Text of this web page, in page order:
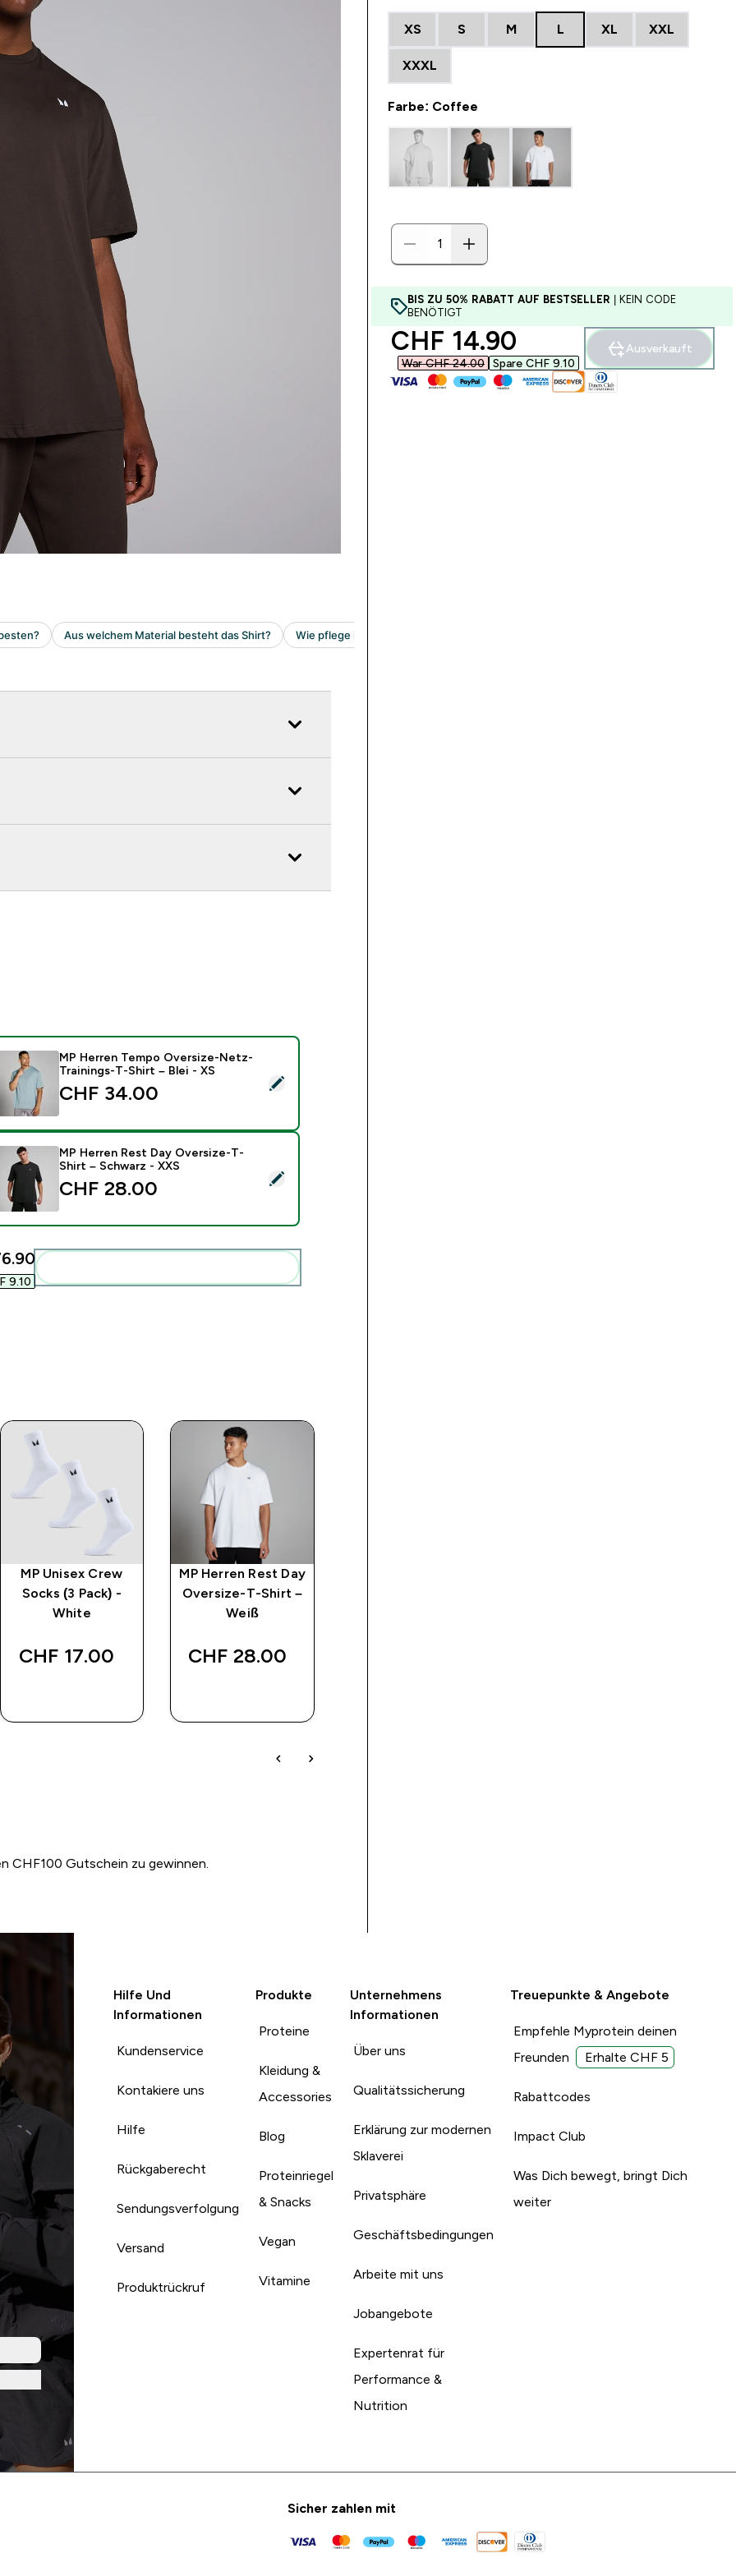
Dieses Produkt ausw�hlen - MP Herren Tempo Oversize-Netz-Trainings-T-Shirt – Blei - XS
MP Herren Tempo Oversize-Netz-
Trainings-T-Shirt – Blei - XS
CHF 34.00‎
Dieses Produkt ausw�hlen - MP Herren Rest Day Oversize-T-Shirt – Schwarz - XXS
MP Herren Rest Day Oversize-T-
Shirt – Schwarz - XXS
CHF 28.00‎
9.10‎
MP Unisex Crew
Socks (3 Pack) -
White
CHF 17.00‎
MP Herren Rest Day
Oversize-T-Shirt –
Weiß
CHF 28.00‎
CHF100 Gutschein zu gewinnen.
XS S M L XL XXL
XXXL
Farbe: Coffee
BIS ZU 50% RABATT AUF BESTSELLER | KEIN CODE
BENÖTIGT
discounted price
CHF 14.90‎
War CHF 24.00‎ Spare CHF 9.10‎
Ausverkauft
Hilfe Und
Informationen
Kundenservice
Kontakiere uns
Hilfe
Rückgaberecht
Sendungsverfolgung
Versand
Produktrückruf
Produkte
Proteine
Kleidung &
Accessories
Blog
Proteinriegel
& Snacks
Vegan
Vitamine
Unternehmens
Informationen
Über uns
Qualitätssicherung
Erklärung zur modernen
Sklaverei
Privatsphäre
Geschäftsbedingungen
Arbeite mit uns
Jobangebote
Expertenrat für
Performance &
Nutrition
Treuepunkte & Angebote
Empfehle Myprotein deinen
Freunden
Erhalte CHF 5
Rabattcodes
Impact Club
Was Dich bewegt, bringt Dich
weiter
Sicher zahlen mit